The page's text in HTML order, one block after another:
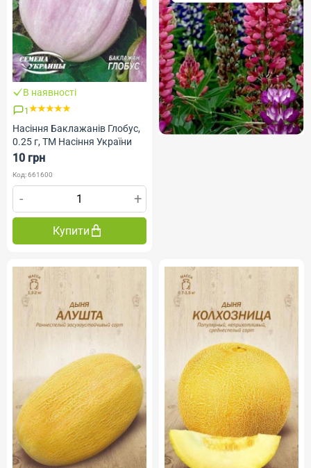
В наявності
1
Насіння Баклажанів Глобус,
0.25 г, ТМ Насіння України
10 грн
Код: 661600
- +
Купити